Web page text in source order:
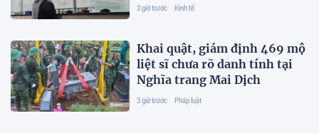
3 giờ trước Kinh tế
Khai quật, giám định 469 mộ
liệt sĩ chưa rõ danh tính tại
Nghĩa trang Mai Dịch
3 giờ trước Pháp luật